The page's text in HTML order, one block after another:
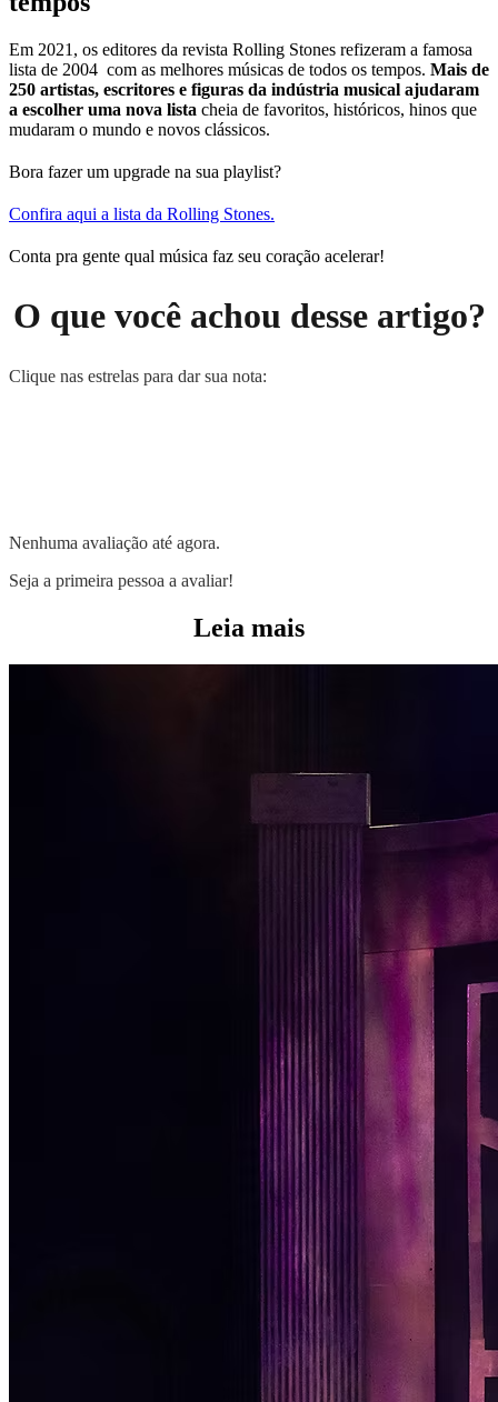
Em 2021, os editores da revista Rolling Stones refizeram a famosa
lista de 2004 com as melhores músicas de todos os tempos. Mais de
250 artistas, escritores e figuras da indústria musical ajudaram
a escolher uma nova lista cheia de favoritos, históricos, hinos que
mudaram o mundo e novos clássicos.
Bora fazer um upgrade na sua playlist?
Confira aqui a lista da Rolling Stones.
Conta pra gente qual música faz seu coração acelerar!
O que você achou desse artigo?
Clique nas estrelas para dar sua nota:
Nenhuma avaliação até agora.
Seja a primeira pessoa a avaliar!
Leia mais
Código Corporativo de Conduta Ética
Educação Financeira
Política de Privacidade